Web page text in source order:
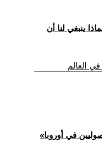
ينبغي لنا أن
في العالم